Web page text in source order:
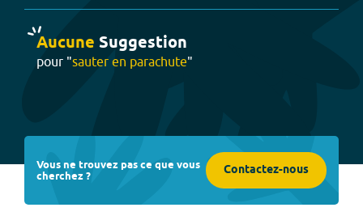
Aucune Suggestion
pour "sauter en parachute"
Vous ne trouvez pas ce que vous
cherchez ? Contactez-nous